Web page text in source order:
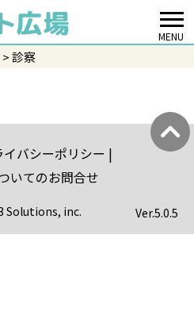
MENU
診察
イバシーポリシー
いてのお問合せ
Solutions, inc. Ver.5.0.5